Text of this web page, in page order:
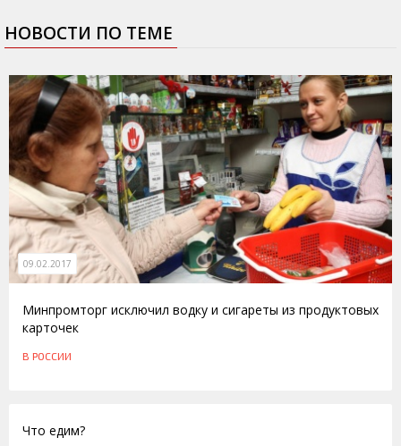
НОВОСТИ ПО ТЕМЕ
09.02.2017
Минпромторг исключил водку и сигареты из продуктовых
карточек
В РОССИИ
Что едим?